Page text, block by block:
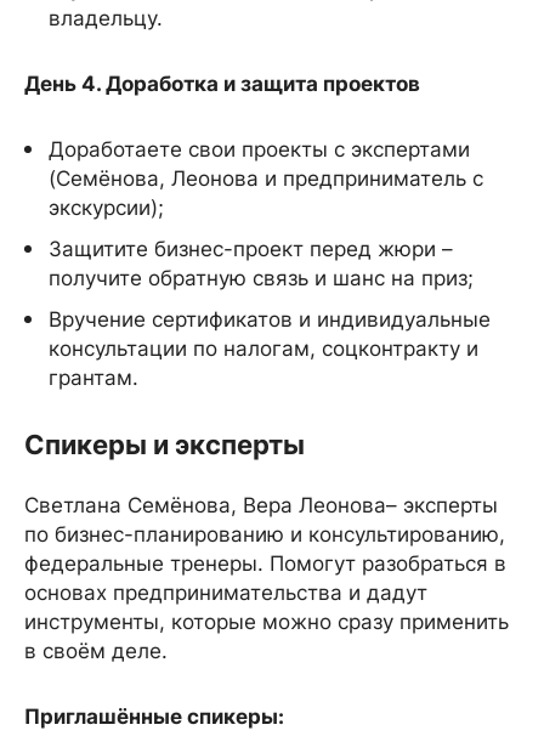
владельцу.
День 4. Доработка и защита проектов
Доработаете свои проекты с экспертами
(Семёнова, Леонова и предприниматель с
экскурсии);
Защитите бизнес-проект перед жюри –
получите обратную связь и шанс на приз;
Вручение сертификатов и индивидуальные
консультации по налогам, соцконтракту и
грантам.
Спикеры и эксперты
Светлана Семёнова, Вера Леонова– эксперты
по бизнес-планированию и консультированию,
федеральные тренеры. Помогут разобраться в
основах предпринимательства и дадут
инструменты, которые можно сразу применить
в своём деле.
Приглашённые спикеры: